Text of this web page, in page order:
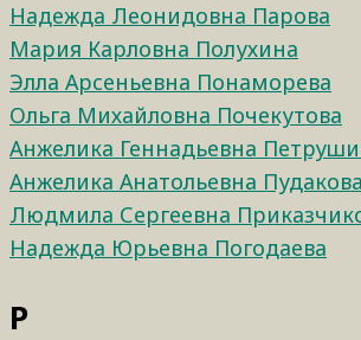
Надежда Леонидовна Парова
Мария Карловна Полухина
Элла Арсеньевна Понаморева
Ольга Михайловна Почекутова
Анжелика Геннадьевна
Анжелика Анатольевна Пудакова
Людмила Сергеевна
Надежда Юрьевна Погодаева
Р